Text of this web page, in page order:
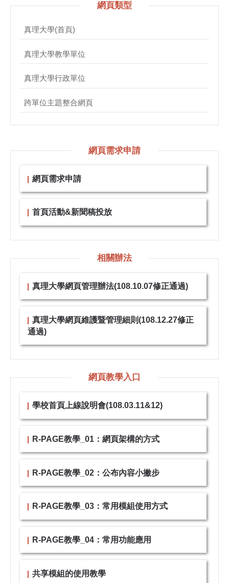
網頁類型
真理大學(首頁)
真理大學教學單位
真理大學行政單位
跨單位主題整合網頁
網頁需求申請
網頁需求申請
首頁活動&新聞稿投放
相關辦法
真理大學網頁管理辦法(108.10.07修正通過)
真理大學網頁維護暨管理細則(108.12.27修正
通過)
網頁教學入口
學校首頁上線說明會(108.03.11&12)
R-PAGE教學_01：網頁架構的方式
R-PAGE教學_02：公布內容小撇步
R-PAGE教學_03：常用模組使用方式
R-PAGE教學_04：常用功能應用
共享模組的使用教學